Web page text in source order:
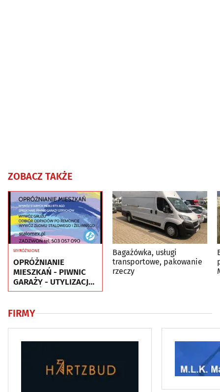
ZOBACZ TAKŻE
WYRÓŻNIONE
OPRÓŻNIANIE
MIESZKAŃ - PIWNIC
GARAŻY - UTYLIZACJA
- WYWÓZ MEBLI RTV
Bagażówka, usługi
transportowe, pakowanie
rzeczy
FIRMY